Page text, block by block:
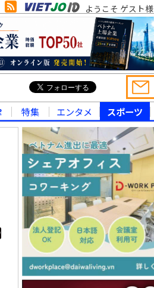
ようこそ ゲスト様
特集 エンタメ スポーツ